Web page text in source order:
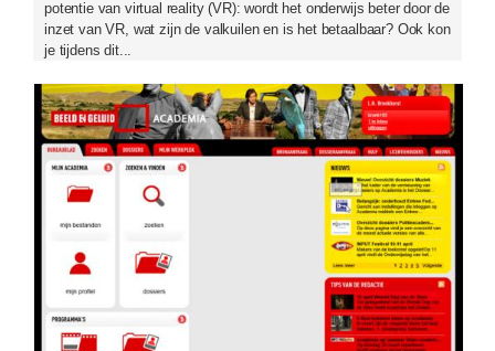
potentie van virtual reality (VR): wordt het onderwijs beter door de
inzet van VR, wat zijn de valkuilen en is het betaalbaar? Ook kon
je tijdens dit...
academia.png